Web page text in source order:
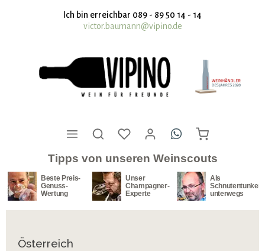
springenIch bin erreichbar 089 - 89 50 14 - 14
victor.baumann@vipino.de
Tipps von unseren Weinscouts
Beste Preis-
Genuss-
Wertung
Unser
Champagner-
Experte
Als
Schnutentunker
unterwegs
Österreich